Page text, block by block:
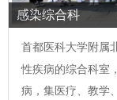
感染综合科
首都医科大学附属
性疾病的综合科室
病，集医疗、教学